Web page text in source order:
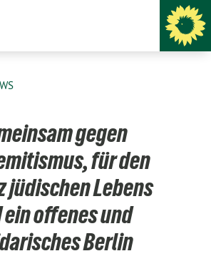
gegen
für den
jüdischen Lebens
ein offenes und
Berlin